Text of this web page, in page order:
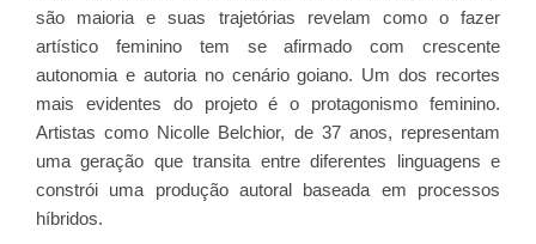
são maioria e suas trajetórias revelam como o fazer
artístico feminino tem se afirmado com crescente
autonomia e autoria no cenário goiano. Um dos recortes
mais evidentes do projeto é o protagonismo feminino.
Artistas como Nicolle Belchior, de 37 anos, representam
uma geração que transita entre diferentes linguagens e
constrói uma produção autoral baseada em processos
híbridos.